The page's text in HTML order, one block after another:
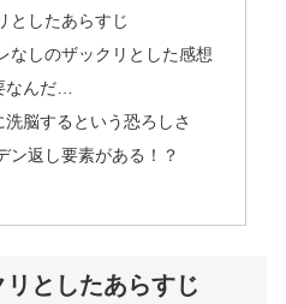
としたあらすじ
なしのザックリとした感想
なんだ…
脳するという恐ろしさ
ン返し要素がある！？
リとしたあらすじ